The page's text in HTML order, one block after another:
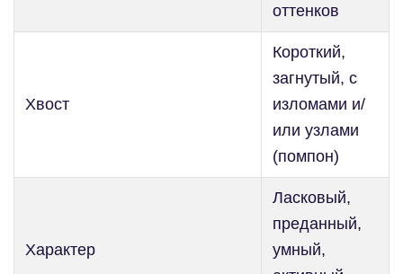
оттенков
Хвост
Короткий,
загнутый, с
изломами и/
или узлами
(помпон)
Характер
Ласковый,
преданный,
умный,